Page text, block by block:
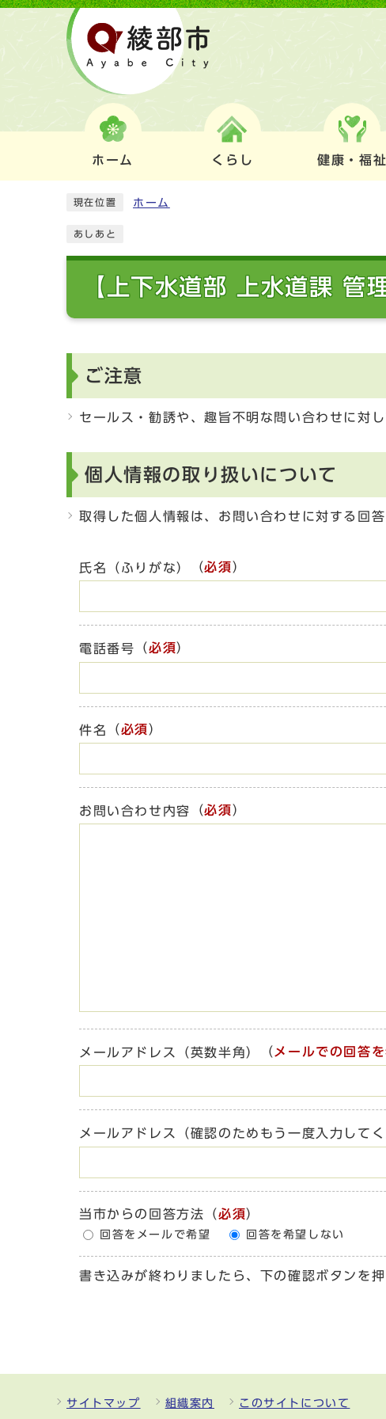
ホーム くらし 健康・福祉
現在位置 ホーム
あしあと
【上下水道部 上水道課 管
ご注意
セールス・勧誘や、趣旨不明な問い合わせに対
個人情報の取り扱いについて
取得した個人情報は、お問い合わせに対する回
氏名（ふりがな） （必須）
電話番号 （必須）
件名 （必須）
お問い合わせ内容 （必須）
メールアドレス（英数半角） （ メールでの回答
メールアドレス（確認のためもう一度入力してく
当市からの回答方法 （必須）
回答をメールで希望 回答を希望しない
書き込みが終わりましたら、下の確認ボタンを押
サイトマップ 組織案内
このサイトについて